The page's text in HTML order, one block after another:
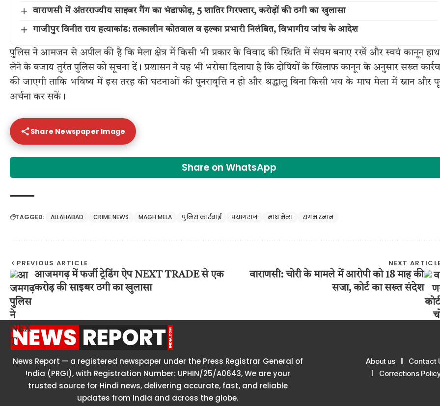
वाराणसी में अंतरराज्यीय साइबर गैंग का भंडाफोड़, 5 शातिर गिरफ्तार, करोड़ों की ठगी का खुलासा
गाजीपुर विनीत राय हत्याकांड: तत्कालीन कोतवाल व हल्का प्रभारी निलंबित, विभागीय जांच के आदेश
पुलिस ने आमजन से अपील की है कि मेला क्षेत्र में किसी भी प्रकार के विवाद की स्थिति में संयम बनाए रखें और स्वयं कानून
लेने के बजाय तुरंत पुलिस को सूचना दें। प्रशासन ने यह भी भरोसा दिलाया है कि दोषियों के खिलाफ कानून के अनुसार सख्त
की जाएगी ताकि भविष्य में इस तरह की घटनाओं की पुनरावृत्ति न हो और श्रद्धालु बिना किसी भय के माघ मेला में स्नान और
अर्चना कर सकें।
Share Newspaper Image
Share on WhatsApp
TAGGED: ALLAHABAD CRIME NEWS MAGH MELA पुलिस कार्रवाई प्रयागराज माघ मेला संगम स्नान
PREVIOUS ARTICLE
आजमगढ़ में फर्जी ट्रेडिंग ऐप NEXT TRADE से एक
करोड़ की साइबर ठगी का खुलासा
NEXT
वाराणसी: चोरी के मामले में आरोपी को 18 माह की
सजा, कोर्ट का सख्त संदेश
News Report — a registered newspaper under the Press Registrar General of
India (PRGI), with Registration Number: UPHIN/25/A0643, We are your
trusted source for Hindi news, delivering accurate, fast, and reliable
updates from India and across the globe.
About us Contact
Corrections